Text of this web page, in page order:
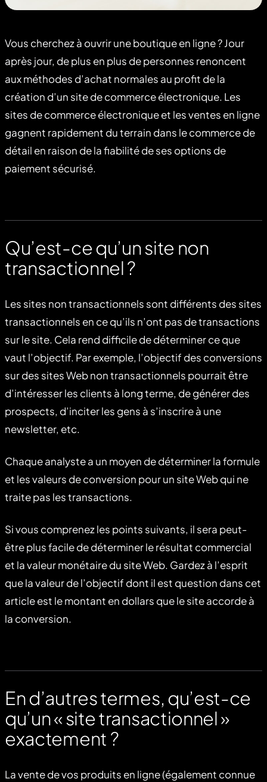
Vous cherchez à ouvrir une boutique en ligne ? Jour
après jour, de plus en plus de personnes renoncent
aux méthodes d’achat normales au profit de la
création d’un site de commerce électronique. Les
sites de commerce électronique et les ventes en ligne
gagnent rapidement du terrain dans le commerce de
détail en raison de la fiabilité de ses options de
paiement sécurisé.
Qu’est-ce qu’un site non
transactionnel ?
Les sites non transactionnels sont différents des sites
transactionnels en ce qu’ils n’ont pas de transactions
sur le site. Cela rend difficile de déterminer ce que
vaut l’objectif. Par exemple, l’objectif des conversions
sur des sites Web non transactionnels pourrait être
d’intéresser les clients à long terme, de générer des
prospects, d’inciter les gens à s’inscrire à une
newsletter, etc.
Chaque analyste a un moyen de déterminer la formule
et les valeurs de conversion pour un site Web qui ne
traite pas les transactions.
Si vous comprenez les points suivants, il sera peut-
être plus facile de déterminer le résultat commercial
et la valeur monétaire du site Web. Gardez à l’esprit
que la valeur de l’objectif dont il est question dans cet
article est le montant en dollars que le site accorde à
la conversion.
En d’autres termes, qu’est-ce
qu’un « site transactionnel »
exactement ?
La vente de vos produits en ligne (également connue